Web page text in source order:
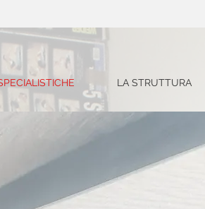
LA STRUTTURA